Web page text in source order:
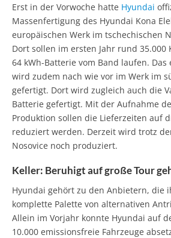
Erst in der Vorwoche hatte Hyundai
Massenfertigung des Hyundai Kona
europäischen Werk im tschechischen
Dort sollen im ersten Jahr rund 35.000
64 kWh-Batterie vom Band laufen. Das
wird zudem nach wie vor im Werk im
gefertigt. Dort wird zugleich auch die
Batterie gefertigt. Mit der Aufnahme
Produktion sollen die Lieferzeiten auf
reduziert werden. Derzeit wird trotz
Nosovice noch produziert.
Keller: Beruhigt auf große Tour
Hyundai gehört zu den Anbietern, die
komplette Palette von alternativen
Allein im Vorjahr konnte Hyundai auf
10.000 emissionsfreie Fahrzeuge